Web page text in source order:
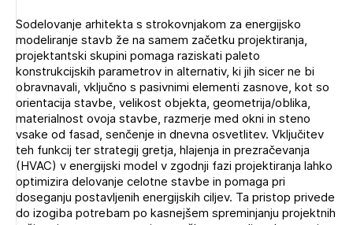
Sodelovanje arhitekta s strokovnjakom za energijsko
modeliranje stavb že na samem začetku projektiranja,
projektantski skupini pomaga raziskati paleto
konstrukcijskih parametrov in alternativ, ki jih sicer ne bi
obravnavali, vključno s pasivnimi elementi zasnove, kot so
orientacija stavbe, velikost objekta, geometrija/oblika,
materialnost ovoja stavbe, razmerje med okni in steno
vsake od fasad, senčenje in dnevna osvetlitev. Vključitev
teh funkcij ter strategij gretja, hlajenja in prezračevanja
(HVAC) v energijski model v zgodnji fazi projektiranja lahko
optimizira delovanje celotne stavbe in pomaga pri
doseganju postavljenih energijskih ciljev. Ta pristop privede
do izogiba potrebam po kasnejšem spreminjanju projektnih
Plačnik je podjetje
PRIJAVITE SE
NAPREJ